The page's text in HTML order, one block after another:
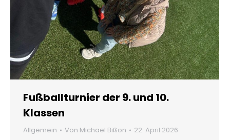
Fußballturnier der 9. und 10.
Klassen
Allgemein Von Michael Bißon 22. April 2026